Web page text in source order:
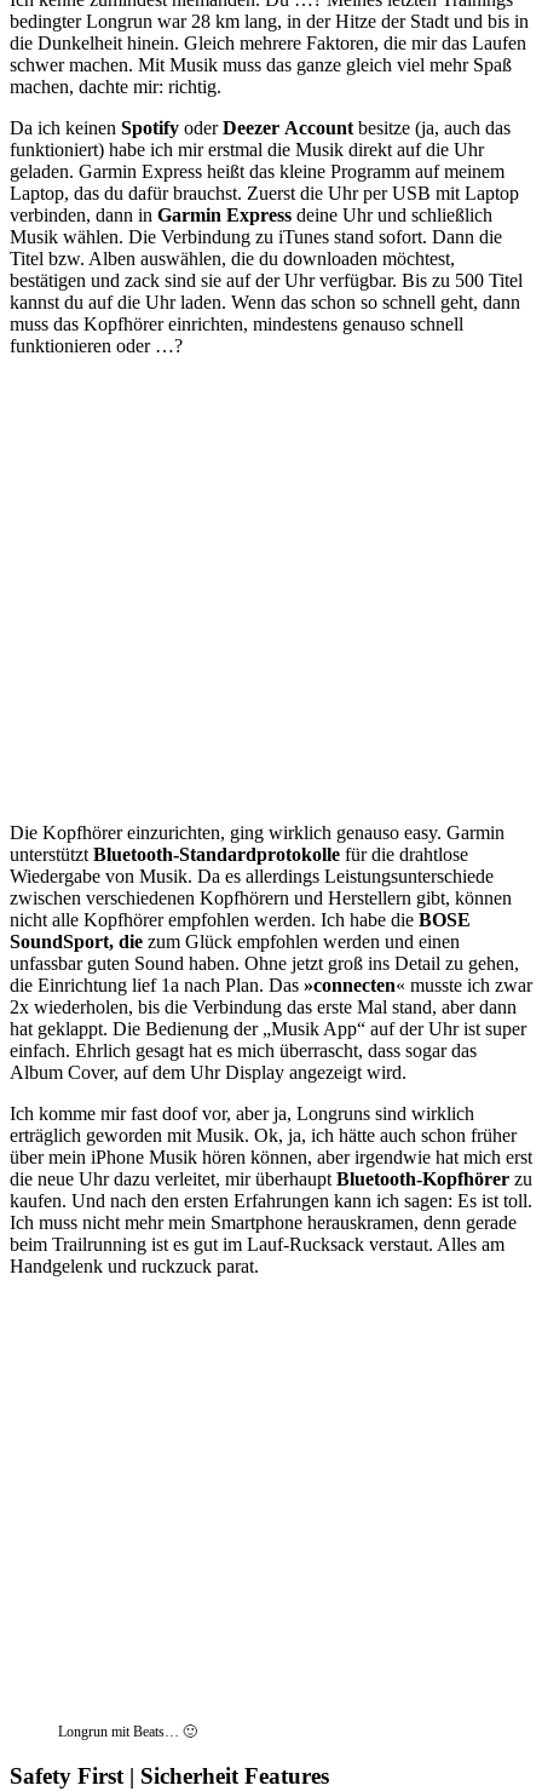
bedingter Longrun war 28 km lang, in der Hitze der Stadt und bis in
die Dunkelheit hinein. Gleich mehrere Faktoren, die mir das Laufen
schwer machen. Mit Musik muss das ganze gleich viel mehr Spaß
machen, dachte mir: richtig.
Da ich keinen Spotify oderDeezer Account besitze (ja, auch das
funktioniert) habe ich mir erstmal die Musik direkt auf die Uhr
geladen. Garmin Express heißt das kleine Programm auf meinem
Laptop, das du dafür brauchst. Zuerst die Uhr per USB mit Laptop
verbinden, dann in Garmin Express deine Uhr und schließlich
Musik wählen. Die Verbindung zu iTunes stand sofort. Dann die
Titel bzw. Alben auswählen, die du downloaden möchtest,
bestätigen und zack sind sie auf der Uhr verfügbar. Bis zu 500 Titel
kannst du auf die Uhr laden. Wenn das schon so schnell geht, dann
muss das Kopfhörer einrichten, mindestens genauso schnell
funktionieren oder …?
Die Kopfhörer einzurichten, ging wirklich genauso easy. Garmin
unterstützt Bluetooth-Standardprotokolle für die drahtlose
Wiedergabe von Musik. Da es allerdings Leistungsunterschiede
zwischen verschiedenen Kopfhörern und Herstellern gibt, können
nicht alle Kopfhörer empfohlen werden. Ich habe die BOSE
SoundSport, die zum Glück empfohlen werden und einen
unfassbar guten Sound haben. Ohne jetzt groß ins Detail zu gehen,
die Einrichtung lief 1a nach Plan. Das »connecten« musste ich zwar
2x wiederholen, bis die Verbindung das erste Mal stand, aber dann
hat geklappt. Die Bedienung der „Musik App“ auf der Uhr ist super
einfach. Ehrlich gesagt hat es mich überrascht, dass sogar das
Album Cover, auf dem Uhr Display angezeigt wird.
Ich komme mir fast doof vor, aber ja, Longruns sind wirklich
erträglich geworden mit Musik. Ok, ja, ich hätte auch schon früher
über mein iPhone Musik hören können, aber irgendwie hat mich erst
die neue Uhr dazu verleitet, mir überhaupt Bluetooth-Kopfhörer zu
kaufen. Und nach den ersten Erfahrungen kann ich sagen: Es ist toll.
Ich muss nicht mehr mein Smartphone herauskramen, denn gerade
beim Trailrunning ist es gut im Lauf-Rucksack verstaut. Alles am
Handgelenk und ruckzuck parat.
Longrun mit Beats… 🙂
Safety First | Sicherheit Features